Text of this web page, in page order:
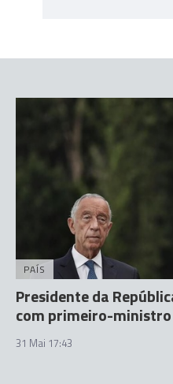
PAÍS
Presidente da
com primeiro-
31 Mai 17:43